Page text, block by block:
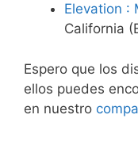
Elevation :
California
Espero que los
ellos puedes
en nuestro